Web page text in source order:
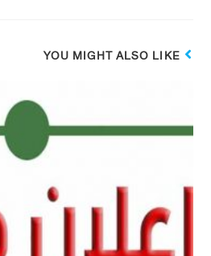
YOU MIGHT ALSO LIKE